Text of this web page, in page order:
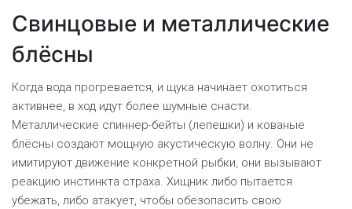
Свинцовые и металлические
блёсны
Когда вода прогревается, и щука начинает охотиться
активнее, в ход идут более шумные снасти.
Металлические спиннер-бейты (лепешки) и кованые
блёсны создают мощную акустическую волну. Они не
имитируют движение конкретной рыбки, они вызывают
реакцию инстинкта страха. Хищник либо пытается
убежать, либо атакует, чтобы обезопасить свою